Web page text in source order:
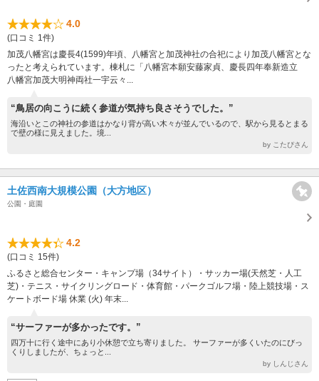
4.0
(口コミ 1件)
加茂八幡宮は慶長4(1599)年頃、八幡宮と加茂神社の合祀により加茂八幡宮とな
ったと考えられています。棟札に「八幡宮本願安藤家貞、慶長四年奉新造立
八幡宮加茂大明神両社一宇云々...
“鳥居の向こうに続く参道が気持ち良さそうでした。”
海沿いとこの神社の参道はかなり背が高い木々が並んでいるので、駅から見るとまる
で壁の様に見えました。境...
by こたぴさん
土佐西南大規模公園（大方地区）
公園・庭園
4.2
(口コミ 15件)
ふるさと総合センター・キャンプ場（34サイト）・サッカー場(天然芝・人工
芝)・テニス・サイクリングロード・体育館・パークゴルフ場・陸上競技場・ス
ケートボード場 休業 (火) 年末...
“サーファーが多かったです。”
四万十に行く途中にあり小休憩で立ち寄りました。 サーファーが多くいたのにびっ
くりしましたが、ちょっと...
by しんじさん